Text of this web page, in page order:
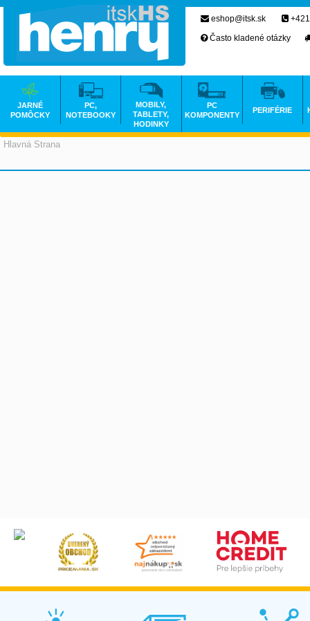
Hlavná Strana
eshop@itsk.sk
Často kladené otázky
JARNÉ
POMÔCKY
PC,
NOTEBOOKY
MOBILY,
TABLETY,
HODINKY
PC
KOMPONENTY
PERIFÉRIE